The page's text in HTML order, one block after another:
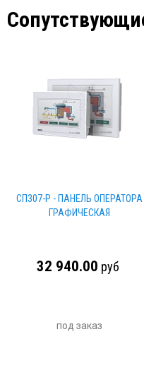
СП307-Р - ПАНЕЛЬ ОПЕРАТОРА
ГРАФИЧЕСКАЯ
32 940.00 руб
под заказ